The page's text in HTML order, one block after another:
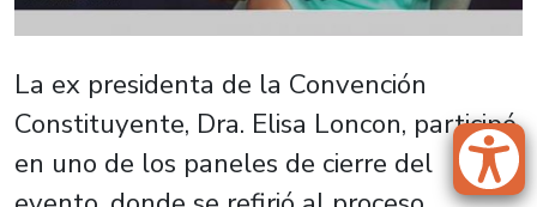
La ex presidenta de la Convención
Constituyente, Dra. Elisa Loncon, participó
en uno de los paneles de cierre del